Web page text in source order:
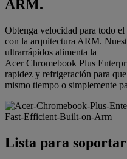
ARM.
Obtenga velocidad para todo
con la arquitectura ARM.
ultrarrápidos alimenta la
Acer Chromebook Plus
rapidez y refrigeración para
mismo tiempo o simplemente
Lista para